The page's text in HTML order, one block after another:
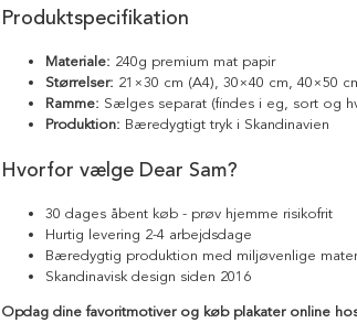
Produktspecifikation
Materiale: 240g premium mat papir
Størrelser: 21×30 cm (A4), 30×40 cm, 40×50
Ramme: Sælges separat (findes i eg, sort og
Produktion: Bæredygtigt tryk i Skandinavien
Hvorfor vælge Dear Sam?
30 dages åbent køb - prøv hjemme risikofrit
Hurtig levering 2-4 arbejdsdage
Bæredygtig produktion med miljøvenlige
Skandinavisk design siden 2016
Opdag dine favoritmotiver og køb plakater online